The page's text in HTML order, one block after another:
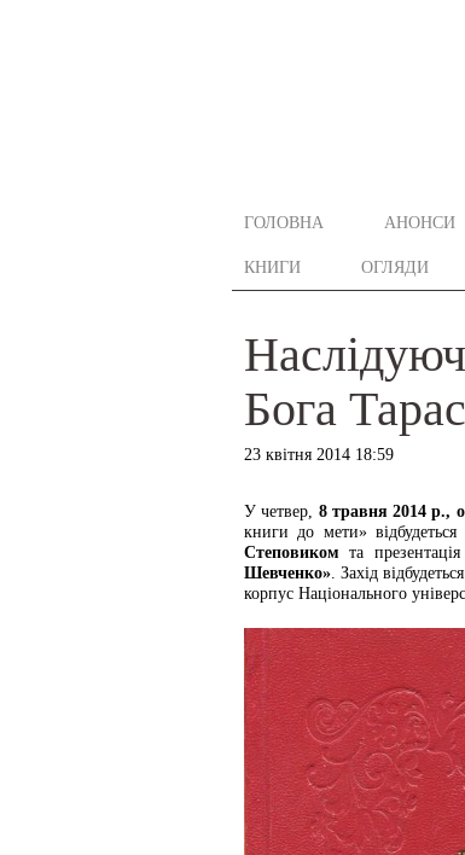
ГОЛОВНА АНОНСИ
КНИГИ ОГЛЯДИ
Бога
23 квітня 2014 18:59
У четвер, 8 травня 2014 р.,
книги до мети» відбудеться
Степовиком та
Шевченко». Захід
корпус Національного